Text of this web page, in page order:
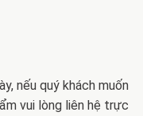
nếu quý khách muốn
vui lòng liên hệ trực